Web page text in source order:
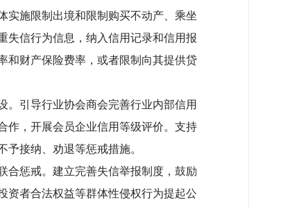
实施限制出境和限制购买不动产、乘坐
失信行为信息，纳入信用记录和信用报
和财产保险费率，或者限制向其提供贷
引导行业协会商会完善行业内部信用
作，开展会员企业信用等级评价。支持
接纳、劝退等惩戒措施。
惩戒。建立完善失信举报制度，鼓励
资者合法权益等群体性侵权行为提起公